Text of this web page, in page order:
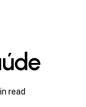
read